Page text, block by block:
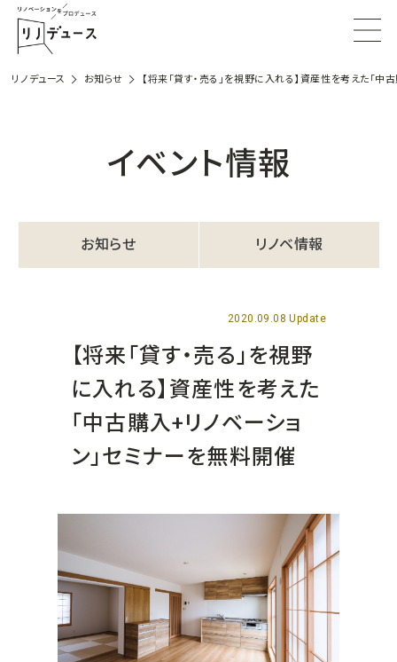
リノデュース お知らせ 【将来「貸す・売る」を視野に入れる】資産性を考えた「
イベント情報
お知らせ リノベ情報
2020.09.08 Update
【将来「貸す・売る」を視野
に入れる】資産性を考えた
「中古購入+リノベーショ
ン」セミナーを無料開催